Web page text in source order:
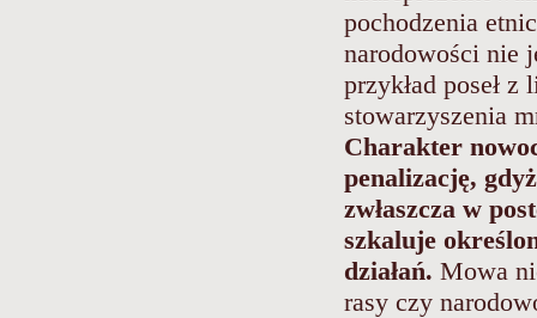
pochodzenia
narodowości nie
przykład poseł
stowarzyszenia
Charakter
penalizację,
zwłaszcza w
szkaluje
działań. Mowa
rasy czy